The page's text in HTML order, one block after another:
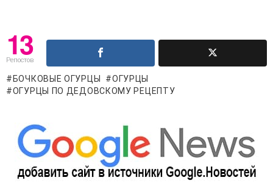
13
Репостов
БОЧКОВЫЕ ОГУРЦЫ
ОГУРЦЫ
ОГУРЦЫ ПО ДЕДОВСКОМУ РЕЦЕПТУ